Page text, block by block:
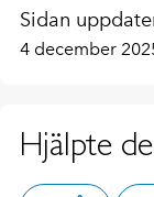
Sidan
4 december
Hjälpte